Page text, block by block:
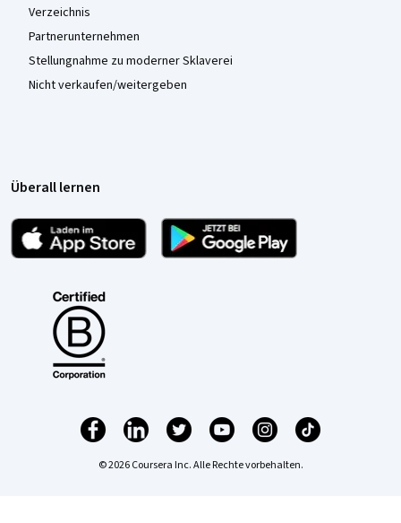
Verzeichnis
Partnerunternehmen
Stellungnahme zu moderner Sklaverei
Nicht verkaufen/weitergeben
Überall lernen
© 2026 Coursera Inc. Alle Rechte vorbehalten.